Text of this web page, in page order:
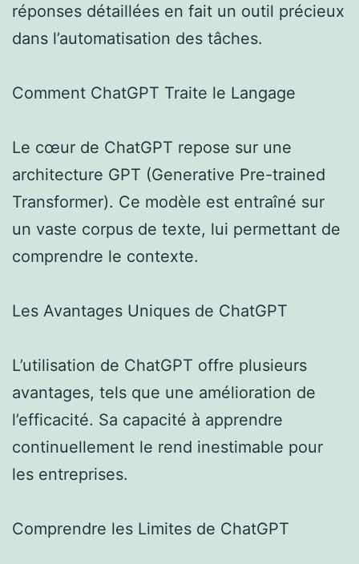
réponses détaillées en fait un outil précieux
dans l’automatisation des tâches.
Comment ChatGPT Traite le Langage
Le cœur de ChatGPT repose sur une
architecture GPT (Generative Pre-trained
Transformer). Ce modèle est entraîné sur
un vaste corpus de texte, lui permettant de
comprendre le contexte.
Les Avantages Uniques de ChatGPT
L’utilisation de ChatGPT offre plusieurs
avantages, tels que une amélioration de
l’efficacité. Sa capacité à apprendre
continuellement le rend inestimable pour
les entreprises.
Comprendre les Limites de ChatGPT